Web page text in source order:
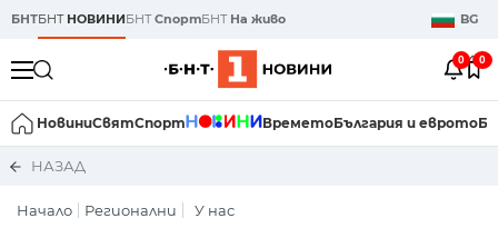
БНТБНТ НОВИНИБНТСпортБНТ На живо BG
0 0
НовиниСвятСпорт ВреметоБългария и еврото
НАЗАД
Начало Регионални У нас